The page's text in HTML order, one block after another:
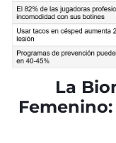
La